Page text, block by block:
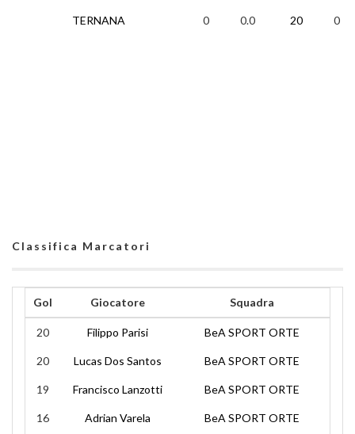
TERNANA 0 0.0 20 0
Classifica Marcatori
Gol Giocatore Squadra
20 Filippo Parisi BeA SPORT ORTE
20 Lucas Dos Santos BeA SPORT ORTE
19 Francisco Lanzotti BeA SPORT ORTE
16 Adrian Varela BeA SPORT ORTE